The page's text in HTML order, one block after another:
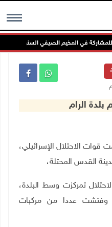
MENU
بلدة الرام
قوات الاحتلال الإسرائيلي،
القدس المحتلة،
تمركزت وسط البلدة،
عددا من مركبات